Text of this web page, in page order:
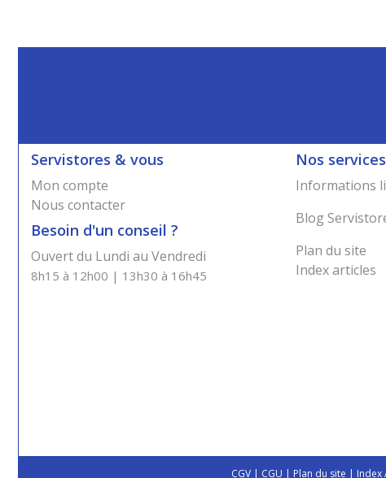
Servistores & vous
Mon compte
Nous contacter
Besoin d'un conseil ?
Ouvert du Lundi au Vendredi
8h15 à 12h00 | 13h30 à 16h45
Nos services
Informations
Blog
Plan du site
Index articles
CGV | CGU | Plan du site | Index